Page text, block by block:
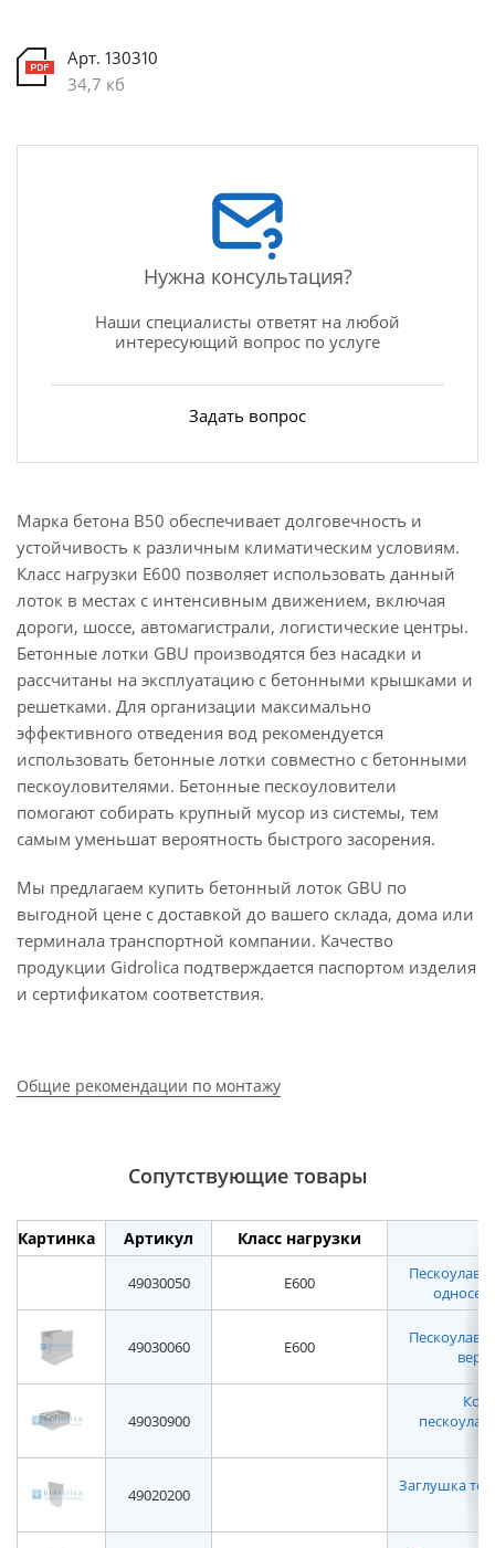
Арт. 130310
34,7 кб
Нужна консультация?
Наши специалисты ответят на любой
интересующий вопрос по услуге
Задать вопрос
Марка бетона B50 обеспечивает долговечность и
устойчивость к различным климатическим условиям.
Класс нагрузки E600 позволяет использовать данный
лоток в местах с интенсивным движением, включая
дороги, шоссе, автомагистрали, логистические центры.
Бетонные лотки GBU производятся без насадки и
рассчитаны на эксплуатацию с бетонными крышками и
решетками. Для организации максимально
эффективного отведения вод рекомендуется
использовать бетонные лотки совместно с бетонными
пескоуловителями. Бетонные пескоуловители
помогают собирать крупный мусор из системы, тем
самым уменьшат вероятность быстрого засорения.
Мы предлагаем купить бетонный лоток GBU по
выгодной цене с доставкой до вашего склада, дома или
терминала транспортной компании. Качество
продукции Gidrolica подтверждается паспортом изделия
и сертификатом соответствия.
Общие рекомендации по монтажу
Сопутствующие товары
Картинка Артикул Класс нагрузки
49030050 E600
49030060 E600
49030900
49020200 Заглушка